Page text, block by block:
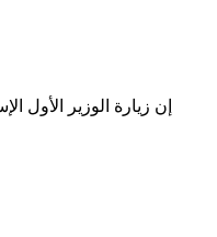
إن زيارة الوزير الأول